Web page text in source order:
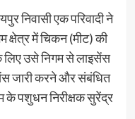
निवासी एक परिवादी ने
क्षेत्र में चिकन (मीट) की
लिए उसे निगम से लाइसेंस
जारी करने और संबंधित
पशुधन निरीक्षक सुरेंद्र